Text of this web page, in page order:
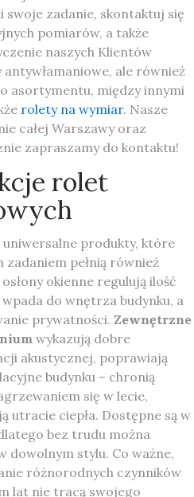
swoje zadanie, skontaktuj się
pomiarów, a także
naszych Klientów
ale również
asortymentu, między innymi
rolety na wymiar. Nasze
całej Warszawy oraz
zapraszamy do kontaktu!
rolet
uniwersalne produkty, które
pełnią również
okienne regulują ilość
do wnętrza budynku, a
prywatności. Zewnętrzne
wykazują dobre
akustycznej, poprawiają
budynku – chronią
się w lecie,
utracie ciepła. Dostępne są w
bez trudu można
dowolnym stylu. Co ważne,
różnorodnych czynników
lat nie tracą swojego